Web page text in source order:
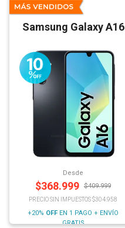
Samsung Galaxy A16
Desde
$368.999 $409.999
PRECIO SIN IMPUESTOS $304.958
+20% OFF EN 1 PAGO + ENVÍO
GRATIS